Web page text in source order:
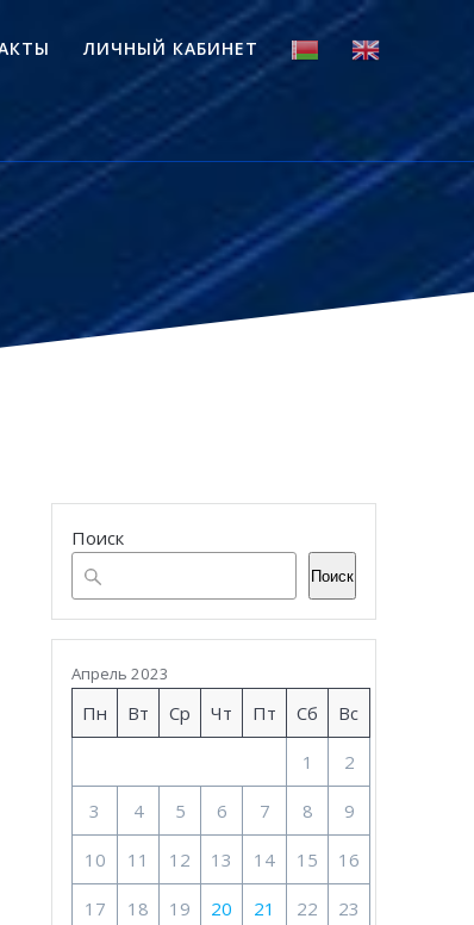
ЛИЧНЫЙ КАБИНЕТ
Поиск
Поиск
Апрель 2023
Пн Вт Ср Чт Пт Сб Вс
1 2
3 4 5 6 7 8 9
10 11 12 13 14 15 16
17 18 19 20 21 22 23